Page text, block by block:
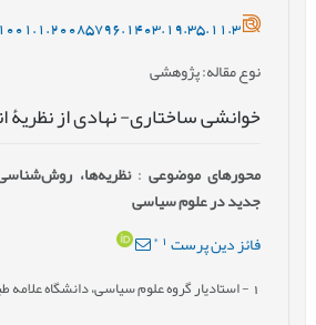
نوع مقاله: پژوهشی
خوانشی ساختاری- نهادی از نظریۀ
محورهای موضوعی: نظریه‌ها،
جدید در علوم سیاسی
فائز دین پرست1
*
- استادیار گروه علوم سیاسی، دانشگاه علامه